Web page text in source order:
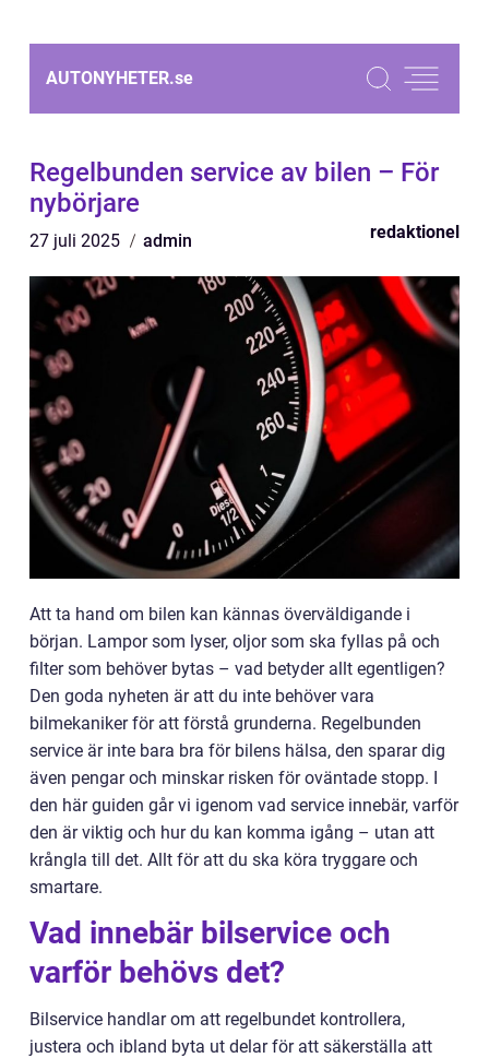
AUTONYHETER.se
Regelbunden service av bilen – För
nybörjare
27 juli 2025 admin redaktionel
Att ta hand om bilen kan kännas överväldigande i
början. Lampor som lyser, oljor som ska fyllas på och
filter som behöver bytas – vad betyder allt egentligen?
Den goda nyheten är att du inte behöver vara
bilmekaniker för att förstå grunderna. Regelbunden
service är inte bara bra för bilens hälsa, den sparar dig
även pengar och minskar risken för oväntade stopp. I
den här guiden går vi igenom vad service innebär, varför
den är viktig och hur du kan komma igång – utan att
krångla till det. Allt för att du ska köra tryggare och
smartare.
Vad innebär bilservice och
varför behövs det?
Bilservice handlar om att regelbundet kontrollera,
justera och ibland byta ut delar för att säkerställa att